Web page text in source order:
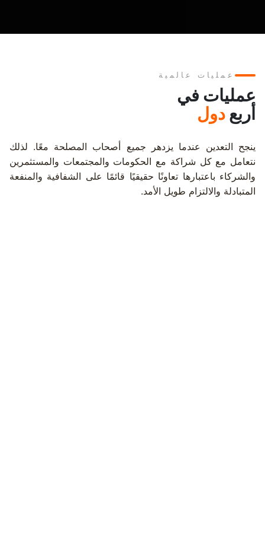
عمليات عالمية
عمليات في
أربع دول
ينجح التعدين عندما يزدهر جميع أصحاب المصلحة معًا. لذلك
نتعامل مع كل شراكة مع الحكومات والمجتمعات والمستثمرين
والشركاء باعتبارها تعاونًا حقيقيًا قائمًا على الشفافية والمنفعة
المتبادلة والالتزام طويل الأمد.